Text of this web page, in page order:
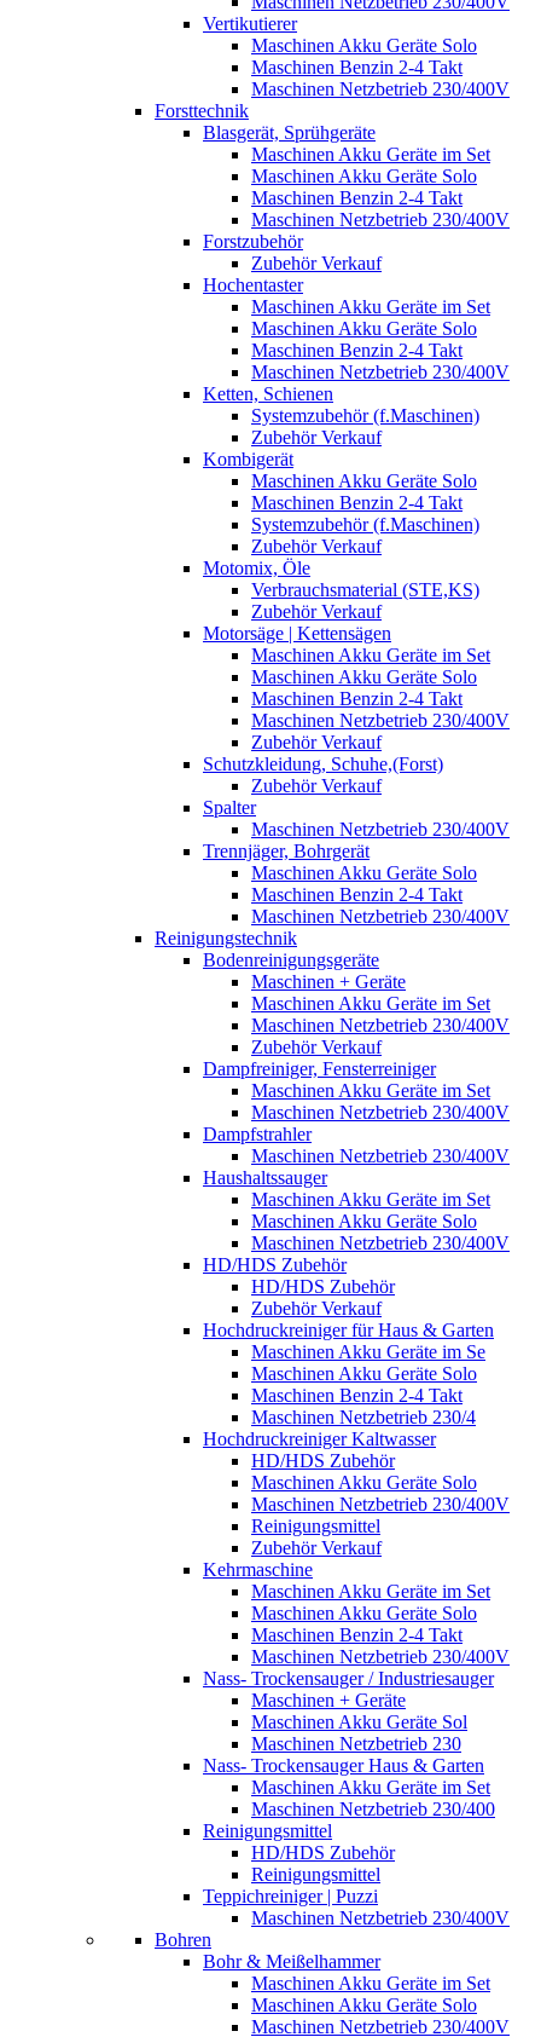
Vertikutierer
Maschinen Akku Geräte Solo
Maschinen Benzin 2-4 Takt
Maschinen Netzbetrieb 230/400V
Forsttechnik
Blasgerät, Sprühgeräte
Maschinen Akku Geräte im Set
Maschinen Akku Geräte Solo
Maschinen Benzin 2-4 Takt
Maschinen Netzbetrieb 230/400V
Forstzubehör
Zubehör Verkauf
Hochentaster
Maschinen Akku Geräte im Set
Maschinen Akku Geräte Solo
Maschinen Benzin 2-4 Takt
Maschinen Netzbetrieb 230/400V
Ketten, Schienen
Systemzubehör (f.Maschinen)
Zubehör Verkauf
Kombigerät
Maschinen Akku Geräte Solo
Maschinen Benzin 2-4 Takt
Systemzubehör (f.Maschinen)
Zubehör Verkauf
Motomix, Öle
Verbrauchsmaterial (STE,KS)
Zubehör Verkauf
Motorsäge | Kettensägen
Maschinen Akku Geräte im Set
Maschinen Akku Geräte Solo
Maschinen Benzin 2-4 Takt
Maschinen Netzbetrieb 230/400V
Zubehör Verkauf
Schutzkleidung, Schuhe,(Forst)
Zubehör Verkauf
Spalter
Maschinen Netzbetrieb 230/400V
Trennjäger, Bohrgerät
Maschinen Akku Geräte Solo
Maschinen Benzin 2-4 Takt
Maschinen Netzbetrieb 230/400V
Reinigungstechnik
Bodenreinigungsgeräte
Maschinen + Geräte
Maschinen Akku Geräte im Set
Maschinen Netzbetrieb 230/400V
Zubehör Verkauf
Dampfreiniger, Fensterreiniger
Maschinen Akku Geräte im Set
Maschinen Netzbetrieb 230/400V
Dampfstrahler
Maschinen Netzbetrieb 230/400V
Haushaltssauger
Maschinen Akku Geräte im Set
Maschinen Akku Geräte Solo
Maschinen Netzbetrieb 230/400V
HD/HDS Zubehör
HD/HDS Zubehör
Zubehör Verkauf
Hochdruckreiniger für Haus & Garten
Maschinen Akku Geräte im Se
Maschinen Akku Geräte Solo
Maschinen Benzin 2-4 Takt
Maschinen Netzbetrieb 230/4
Hochdruckreiniger Kaltwasser
HD/HDS Zubehör
Maschinen Akku Geräte Solo
Maschinen Netzbetrieb 230/400V
Reinigungsmittel
Zubehör Verkauf
Kehrmaschine
Maschinen Akku Geräte im Set
Maschinen Akku Geräte Solo
Maschinen Benzin 2-4 Takt
Maschinen Netzbetrieb 230/400V
Nass- Trockensauger / Industriesauger
Maschinen + Geräte
Maschinen Akku Geräte Sol
Maschinen Netzbetrieb 230
Nass- Trockensauger Haus & Garten
Maschinen Akku Geräte im Set
Maschinen Netzbetrieb 230/400
Reinigungsmittel
HD/HDS Zubehör
Reinigungsmittel
Teppichreiniger | Puzzi
Maschinen Netzbetrieb 230/400V
Bohren
Bohr & Meißelhammer
Maschinen Akku Geräte im Set
Maschinen Akku Geräte Solo
Maschinen Netzbetrieb 230/400V